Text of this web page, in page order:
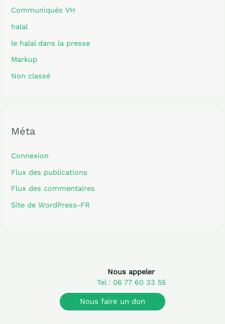
Communiqués VH
halal
le halal dans la presse
Markup
Non classé
Méta
Connexion
Flux des publications
Flux des commentaires
Site de WordPress-FR
Nous appeler
Tel : 06 77 60 33 55
Nous faire un don